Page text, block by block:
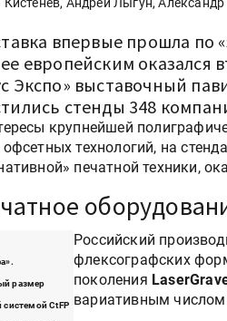
впервые прошла по
европейским оказался
Экспо» выставочный
стенды 348
крупнейшей
офсетных технологий, на
печатной техники,
размер
системой CtFP
Российский
флексографских
поколения
вариативным числом